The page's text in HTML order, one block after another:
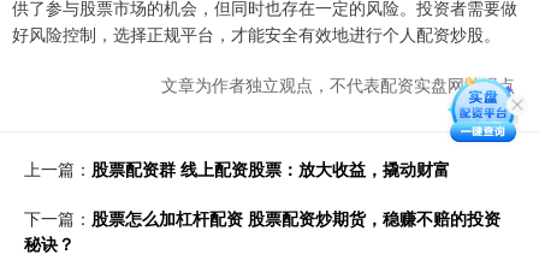
供了参与股票市场的机会，但同时也存在一定的风险。投资者需要做
好风险控制，选择正规平台，才能安全有效地进行个人配资炒股。
文章为作者独立观点，不代表配资实盘网站观点
上一篇： 股票配资群 线上配资股票：放大收益，撬动财富
下一篇： 股票怎么加杠杆配资 股票配资炒期货，稳赚不赔的投资
秘诀？